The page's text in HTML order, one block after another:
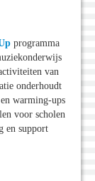
programma
van
onderhoudt
warming-ups
voor scholen
en support